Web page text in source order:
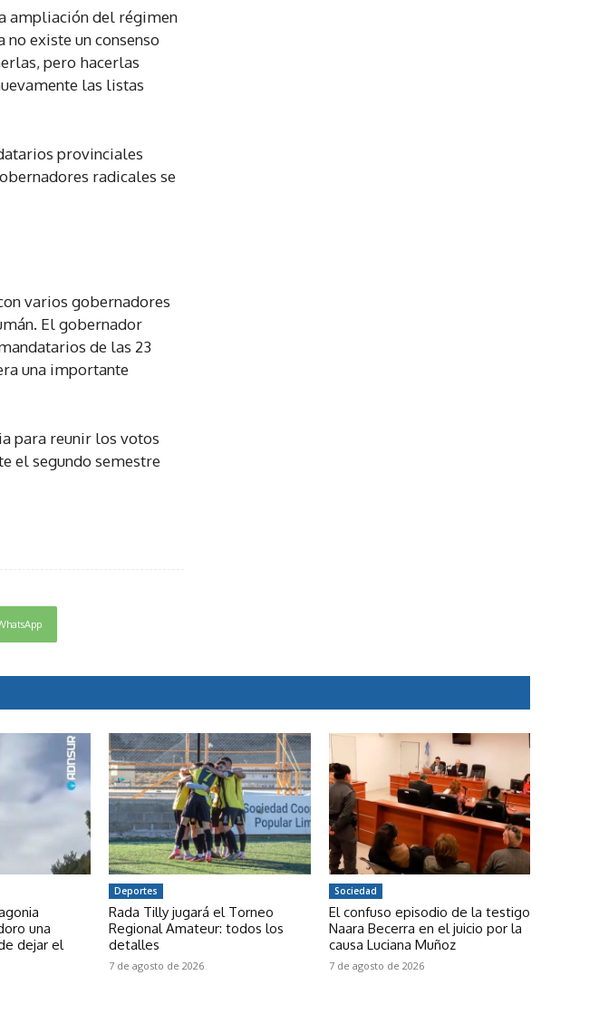
ampliación del régimen
existe un consenso
pero hacerlas
las listas
provinciales
radicales se
varios gobernadores
El gobernador
de las 23
una importante
para reunir los votos
el segundo semestre
una
dejar el
Deportes
Rada Tilly jugará el Torneo
Regional Amateur: todos los
detalles
7 de agosto de 2026
Sociedad
El confuso episodio de la testigo
Naara Becerra en el juicio por la
causa Luciana Muñoz
7 de agosto de 2026